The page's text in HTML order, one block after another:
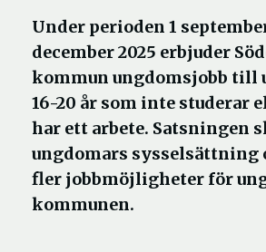
Under perioden 1
december 2025 erbjuder
kommun ungdomsjobb till
16-20 år som inte studerar
har ett arbete. Satsningen
ungdomars sysselsättning
fler jobbmöjligheter för
kommunen.